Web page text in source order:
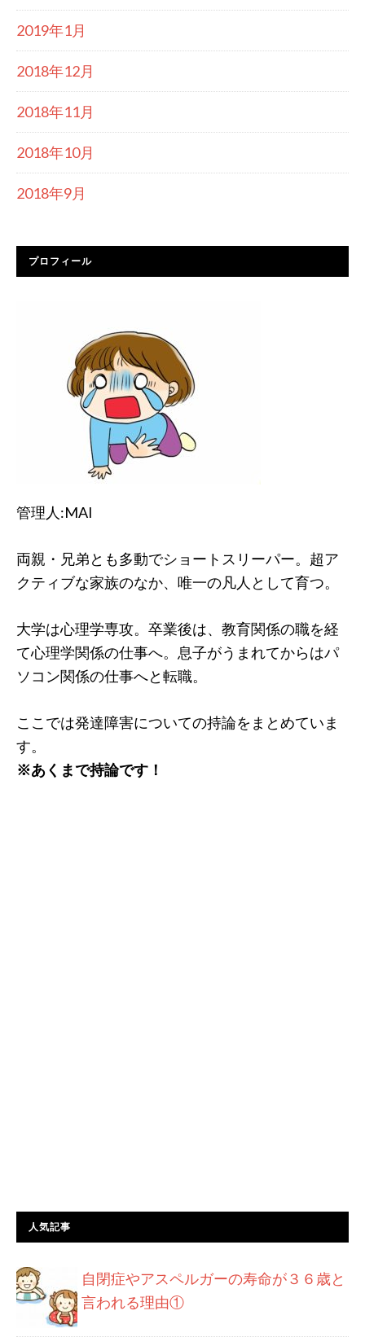
2019年1月
2018年12月
2018年11月
2018年10月
2018年9月
プロフィール
管理人:MAI
両親・兄弟とも多動でショートスリーパー。超ア
クティブな家族のなか、唯一の凡人として育つ。
大学は心理学専攻。卒業後は、教育関係の職を経
て心理学関係の仕事へ。息子がうまれてからはパ
ソコン関係の仕事へと転職。
ここでは発達障害についての持論をまとめていま
す。
※あくまで持論です！
人気記事
自閉症やアスペルガーの寿命が３６歳と
言われる理由①